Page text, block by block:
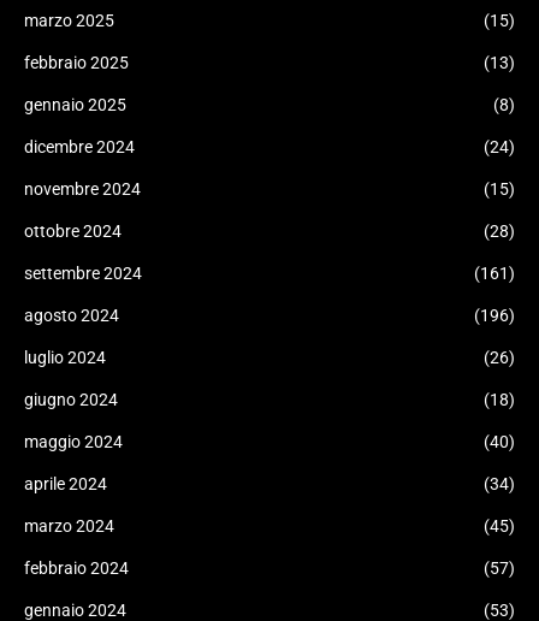
marzo 2025 (15)
febbraio 2025 (13)
gennaio 2025 (8)
dicembre 2024 (24)
novembre 2024 (15)
ottobre 2024 (28)
settembre 2024 (161)
agosto 2024 (196)
luglio 2024 (26)
giugno 2024 (18)
maggio 2024 (40)
aprile 2024 (34)
marzo 2024 (45)
febbraio 2024 (57)
gennaio 2024 (53)